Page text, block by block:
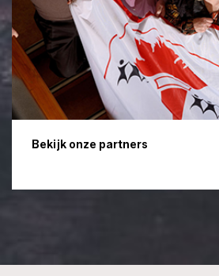
Bekijk onze partners